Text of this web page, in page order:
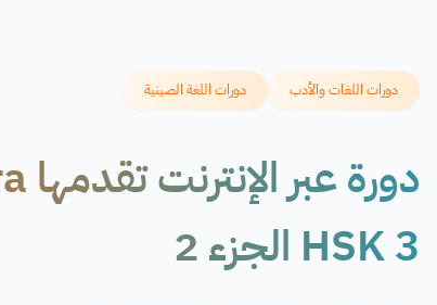
دورات اللغات والأدب دورات اللغة الصينية
HSK 3 الجزء 2